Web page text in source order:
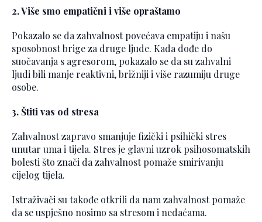
2. Više smo empatični i više opraštamo
Pokazalo se da zahvalnost povećava empatiju i našu
sposobnost brige za druge ljude. Kada dođe do
suočavanja s agresorom, pokazalo se da su zahvalni
ljudi bili manje reaktivni, brižniji i više razumiju druge
osobe.
3. Štiti vas od stresa
Zahvalnost zapravo smanjuje fizički i psihički stres
unutar uma i tijela. Stres je glavni uzrok psihosomatskih
bolesti što znači da zahvalnost pomaže smirivanju
cijelog tijela.
Istraživači su takođe otkrili da nam zahvalnost pomaže
da se uspješno nosimo sa stresom i nedaćama.